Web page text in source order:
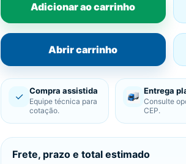
Adicionar ao carrinho
Abrir carrinho
✓ Compra assistida
Equipe técnica para
cotação.
Entrega
Consulte
CEP.
Frete, prazo e total estimado